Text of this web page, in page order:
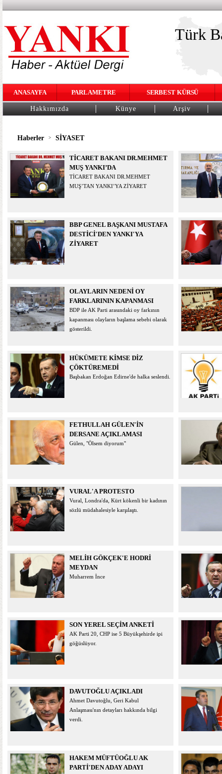
Türk
ANASAYFA PARLAMETRE SERBEST KÜRSÜ
Hakkımızda Künye Arşiv
Haberler > SİYASET
TİCARET BAKANI DR.MEHMET
MUŞ YANKI’DA
TİCARET BAKANI DR.MEHMET
MUŞ’TAN YANKI’YA ZİYARET
BBP GENEL BAŞKANI MUSTAFA
DESTİCİ'DEN YANKI'YA
ZİYARET
OLAYLARIN NEDENİ OY
FARKLARININ KAPANMASI
BDP ile AK Parti arasındaki oy farkının
kapanması olayların başlama sebebi olarak
gösterildi.
HÜKÜMETE KİMSE DİZ
ÇÖKTÜREMEDİ
Başbakan Erdoğan Edirne'de halka seslendi.
FETHULLAH GÜLEN'İN
DERSANE AÇIKLAMASI
Gülen, "Ölsem diyorum"
VURAL'A PROTESTO
Vural, Londra'da, Kürt kökenli bir kadının
sözlü müdahalesiyle karşılaştı.
MELİH GÖKÇEK'E HODRİ
MEYDAN
Muharrem İnce
SON YEREL SEÇİM ANKETİ
AK Parti 20, CHP ise 5 Büyükşehirde ipi
göğüslüyor.
DAVUTOĞLU AÇIKLADI
Ahmet Davutoğlu, Geri Kabul
Anlaşması'nın detayları hakkında bilgi
verdi.
HAKEM MÜFTÜOĞLU AK
PARTİ'DEN ADAY ADAYI